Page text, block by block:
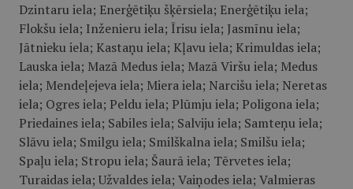
Dzintaru iela; Enerģētiķu šķērsiela; Enerģētiķu iela;
Flokšu iela; Inženieru iela; Īrisu iela; Jasmīnu iela;
Jātnieku iela; Kastaņu iela; Kļavu iela; Krimuldas iela;
Lauska iela; Mazā Medus iela; Mazā Viršu iela; Medus
iela; Mendeļejeva iela; Miera iela; Narcišu iela; Neretas
iela; Ogres iela; Peldu iela; Plūmju iela; Poligona iela;
Priedaines iela; Sabiles iela; Salviju iela; Samteņu iela;
Slāvu iela; Smilgu iela; Smilškalna iela; Smilšu iela;
Spaļu iela; Stropu iela; Šaurā iela; Tērvetes iela;
Turaidas iela; Užvaldes iela; Vaiņodes iela; Valmieras